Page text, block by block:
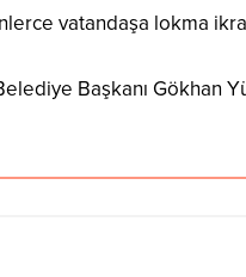
vatandaşa lokma
Başkanı Gökhan